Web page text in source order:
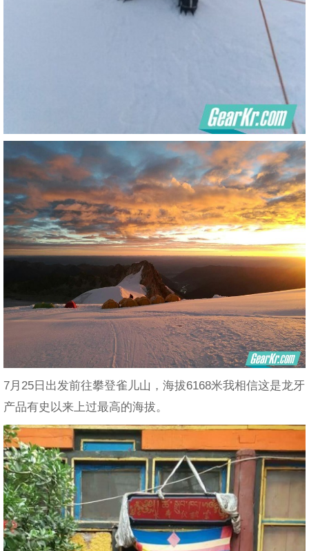
7月25日出发前往攀登雀儿山，海拔6168米我相信这是龙牙
产品有史以来上过最高的海拔。